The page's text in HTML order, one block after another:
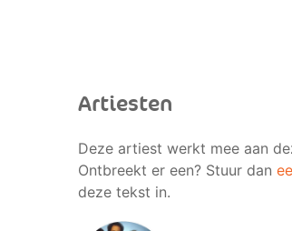
Artiesten
Deze artiest werkt mee aan
Ontbreekt er een? Stuur dan
deze tekst in.